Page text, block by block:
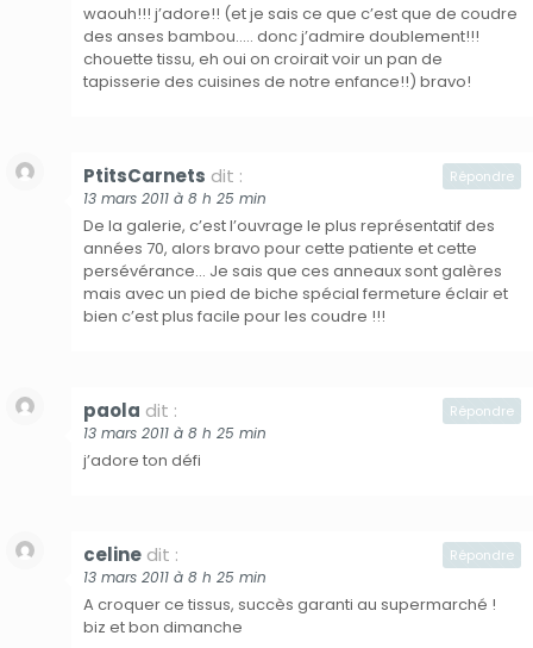
waouh!!! j’adore!! (et je sais ce que c’est que de coudre
des anses bambou….. donc j’admire doublement!!!
chouette tissu, eh oui on croirait voir un pan de
tapisserie des cuisines de notre enfance!!) bravo!
PtitsCarnets dit :
13 mars 2011 à 8 h 25 min
De la galerie, c’est l’ouvrage le plus représentatif des
années 70, alors bravo pour cette patiente et cette
persévérance… Je sais que ces anneaux sont galères
mais avec un pied de biche spécial fermeture éclair et
bien c’est plus facile pour les coudre !!!
Répondre
paola dit :
13 mars 2011 à 8 h 25 min
j’adore ton défi
Répondre
celine dit :
13 mars 2011 à 8 h 25 min
A croquer ce tissus, succès garanti au supermarché !
biz et bon dimanche
Répondre